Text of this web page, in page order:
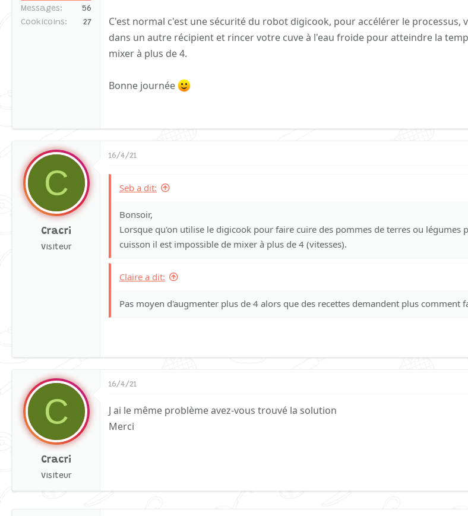
Messages
56
Cookicoins
27
C'est normal c'est une sécurité du robot digicook, pour accélérer le processus,
dans un autre récipient et rincer votre cuve à l'eau froide pour atteindre la
mixer à plus de 4.
Bonne journée
C
Cracri
Visiteur
16/4/21
Seb a dit:
Bonsoir,
Lorsque qu'on utilise le digicook pour faire cuire des pommes de terres ou légumes
cuisson il est impossible de mixer à plus de 4 (vitesses).
Claire a dit:
Pas moyen d'augmenter plus de 4 alors que des recettes demandent plus comment
C
Cracri
Visiteur
16/4/21
J ai le même problème avez-vous trouvé la solution
Merci